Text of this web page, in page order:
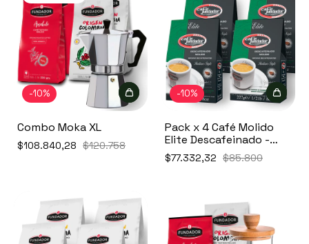
-10%
Combo Moka XL
$108.840,28 $120.758
-10%
Pack x 4 Café Molido
Elite Descafeinado -
227 g
$77.332,32 $85.800